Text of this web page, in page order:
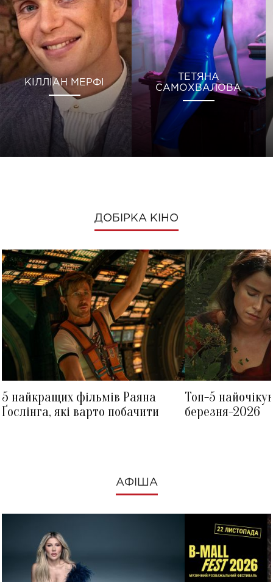
КІЛЛІАН МЕРФІ
ТЕТЯНА
САМОХВАЛОВА
ДОБІРКА КІНО
5 найкращих фільмів Раяна
Ґослінга, які варто побачити
Топ-5
березня-2026
АФІША